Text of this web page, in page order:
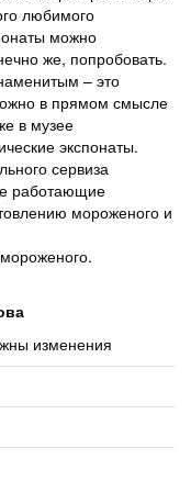
любимого
можно
же, попробовать.
– это
в прямом смысле
в музее
экспонаты.
сервиза
работающие
мороженого и
изменения